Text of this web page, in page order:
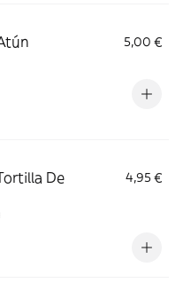
5,00 €
De
4,95 €